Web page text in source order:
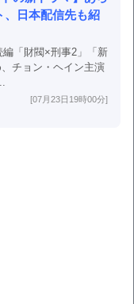
、日本配信先も紹
「財閥×刑事2」「新
チョン・ヘイン主演
[07月23日19時00分]